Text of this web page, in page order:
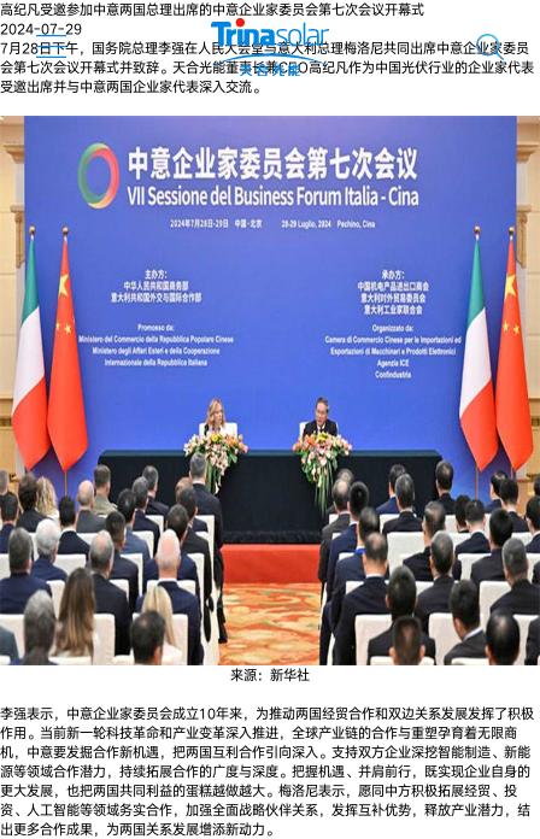
高纪凡受邀参加中意两国总理出席的中意企业家委员会第七次会议开幕式
2024-07-29
7月28日下午，国务院总理李强在人民大会堂与意大利总理梅洛尼共同出席中意企业家委员
会第七次会议开幕式并致辞。天合光能董事长兼CEO高纪凡作为中国光伏行业的企业家代表
受邀出席并与中意两国企业家代表深入交流。
来源：新华社
李强表示，中意企业家委员会成立10年来，为推动两国经贸合作和双边关系发展发挥了积极
作用。当前新一轮科技革命和产业变革深入推进，全球产业链的合作与重塑孕育着无限商
机，中意要发掘合作新机遇，把两国互利合作引向深入。支持双方企业深挖智能制造、新能
源等领域合作潜力，持续拓展合作的广度与深度。把握机遇、并肩前行，既实现企业自身的
更大发展，也把两国共同利益的蛋糕越做越大。梅洛尼表示，愿同中方积极拓展经贸、投
资、人工智能等领域务实合作，加强全面战略伙伴关系，发挥互补优势，释放产业潜力，结
出更多合作成果，为两国关系发展增添新动力。